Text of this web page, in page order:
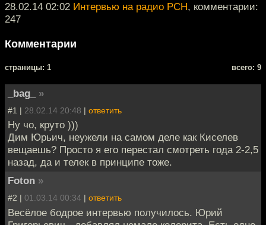
28.02.14 02:02 Интервью на радио РСН, комментарии:
247
Комментарии
cтраницы: 1 всего: 9
_bag_ »
#1 | 28.02.14 20:48 | ответить
Ну чо, круто )))
Дим Юрьич, неужели на самом деле как Киселев
вещаешь? Просто я его перестал смотреть года 2-2,5
назад, да и телек в принципе тоже.
Foton »
#2 | 01.03.14 00:34 | ответить
Весёлое бодрое интервью получилось. Юрий